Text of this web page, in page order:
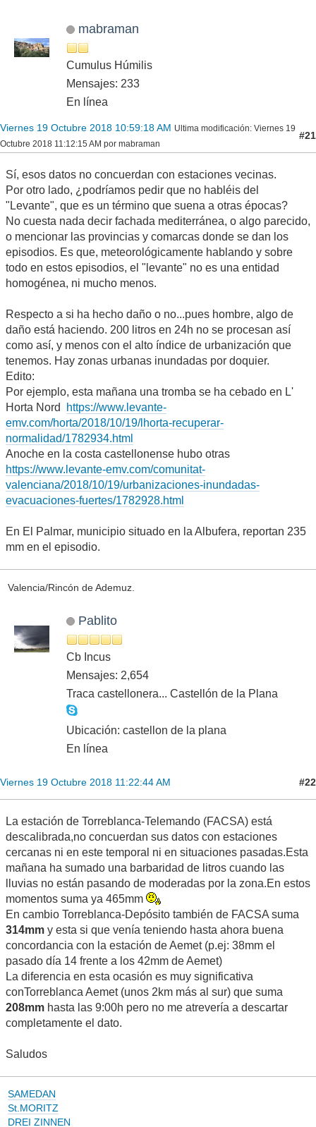
mabraman
Cumulus Húmilis
En línea
Viernes 19 Octubre 2018 10:59:18 AM Ultima modificación
: Viernes 19
Octubre 2018 11:12:15 AM por mabraman
Sí, esos datos no concuerdan con estaciones vecinas.
Por otro lado, ¿podríamos pedir que no habléis del
"Levante", que es un término que suena a otras épocas?
No cuesta nada decir fachada mediterránea, o algo parecido,
o mencionar las provincias y comarcas donde se dan los
episodios. Es que, meteorológicamente hablando y sobre
todo en estos episodios, el "levante" no es una entidad
homogénea, ni mucho menos.
Respecto a si ha hecho daño o no...pues hombre, algo de
daño está haciendo. 200 litros en 24h no se procesan así
como así, y menos con el alto índice de urbanización que
tenemos. Hay zonas urbanas inundadas por doquier.
Edito:
https://www.levante-
emv.com/horta/2018/10/19/lhorta-recuperar-
normalidad/1782934.html
https://www.levante-emv.com/comunitat-
valenciana/2018/10/19/urbanizaciones-inundadas-
evacuaciones-fuertes/1782928.html
En El Palmar, municipio situado en la Albufera, reportan 235
Valencia/Rincón de Ademuz.
Pablito
Cb Incus
Mensajes: 2,654
Traca castellonera... Castellón de la Plana
Ubicación: castellon de la plana
En línea
Viernes 19 Octubre 2018 11:22:44 AM
La estación de Torreblanca-Telemando (FACSA) está
descalibrada,no concuerdan sus datos con estaciones
mañana ha sumado una barbaridad de litros cuando las
lluvias no están pasando de moderadas por la zona.En estos
momentos suma ya 465mm